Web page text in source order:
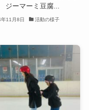
ジーマーミ豆腐...
11月8日 活動の様子